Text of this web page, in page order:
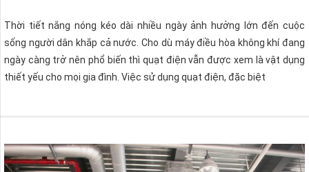
Thời tiết nắng nóng kéo dài nhiều ngày ảnh hưởng lớn đến cuộc
sống người dân khắp cả nước. Cho dù máy điều hòa không khí đang
ngày càng trở nên phổ biến thì quạt điện vẫn được xem là vật dụng
thiết yếu cho mọi gia đình. Việc sử dụng quạt điện, đặc biệt